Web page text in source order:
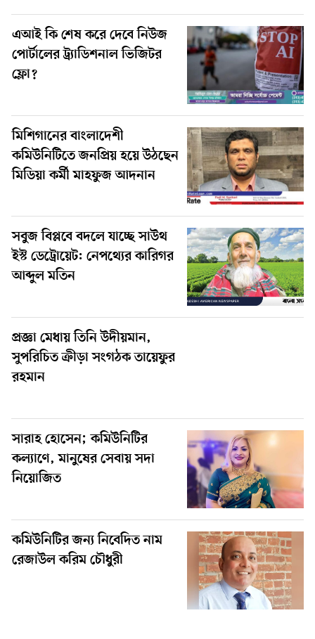
এআই কি শেষ করে দেবে নিউজ
পোর্টালের ট্র্যাডিশনাল ভিজিটর
ফ্লো?
মিশিগানের বাংলাদেশী
কমিউনিটিতে জনপ্রিয় হয়ে উঠছেন
মিডিয়া কর্মী মাহফুজ আদনান
সবুজ বিপ্লবে বদলে যাচ্ছে সাউথ
ইস্ট ডেট্রোয়েট: নেপথ্যের কারিগর
আব্দুল মতিন
প্রজ্ঞা মেধায় তিনি উদীয়মান,
সুপরিচিত ক্রীড়া সংগঠক তায়েফুর
রহমান
সারাহ হোসেন; কমিউনিটির
কল্যাণে, মানুষের সেবায় সদা
নিয়োজিত
কমিউনিটির জন্য নিবেদিত নাম
রেজাউল করিম চৌধুরী